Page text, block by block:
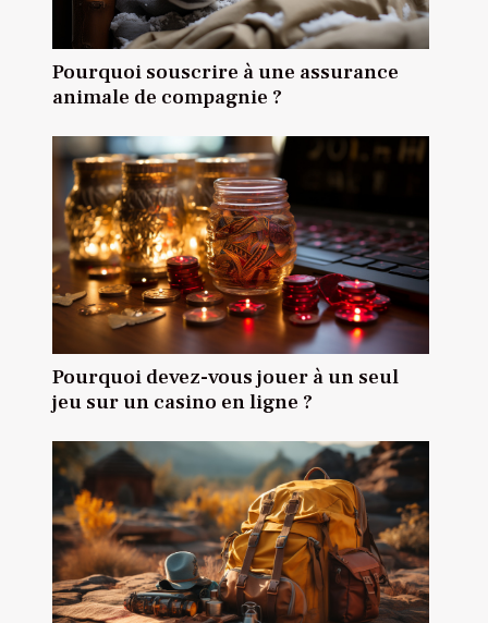
Pourquoi souscrire à une assurance
animale de compagnie ?
Pourquoi devez-vous jouer à un seul
jeu sur un casino en ligne ?